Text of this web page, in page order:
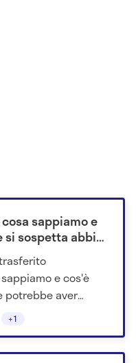
+1
sappiamo e
sospetta abbia
e cos'è
potrebbe aver
di